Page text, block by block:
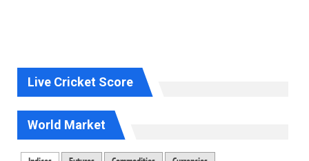
Live Cricket Score
World Market